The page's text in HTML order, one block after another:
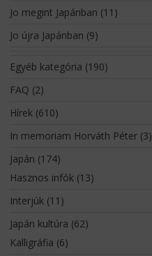
Jo megint Japánban (11)
Jo újra Japánban (9)
Egyéb kategória (190)
FAQ (2)
Hírek(610)
In memoriam Horváth Péter(3)
Japán (174)
Hasznos infók(13)
Interjúk(11)
Japán kultúra (62)
Kalligráfia (6)